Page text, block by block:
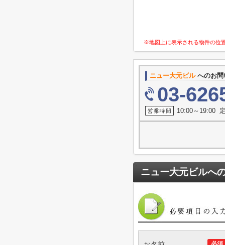
※地図上に表示される物件の位
ニュー大元ビルへのお問
03-
10:00～19:00
ニュー大元ビルへ